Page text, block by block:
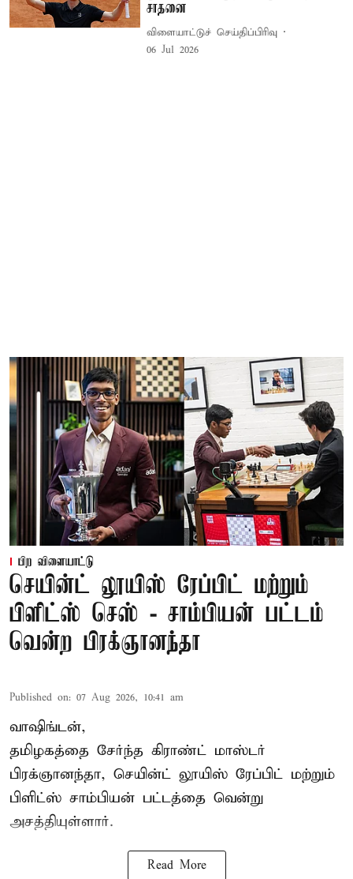
சாதனை
விளையாட்டுச் செய்திப்பிரிவு
06 Jul 2026
பிற விளையாட்டு
செயின்ட் லூயிஸ் ரேப்பிட் மற்றும்
பிளிட்ஸ் செஸ் - சாம்பியன் பட்டம்
வென்ற பிரக்ஞானந்தா
Published on: 07 Aug 2026, 10:41 am
வாஷிங்டன்,
தமிழகத்தை சேர்ந்த கிராண்ட் மாஸ்டர்
பிரக்ஞானந்தா, செயின்ட் லூயிஸ் ரேப்பிட் மற்றும்
பிளிட்ஸ் சாம்பியன் பட்டத்தை வென்று
அசத்தியுள்ளார்.
Read More